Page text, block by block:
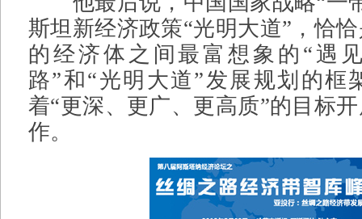
斯坦新经济政策“光明大道”，恰
的经济体之间最富想象的“遇
路”和“光明大道”发展规划的框
着“更深、更广、更高质”的目标
作。